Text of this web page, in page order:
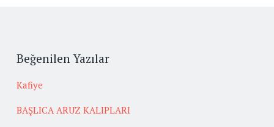
Beğenilen Yazılar
Kafiye
BAŞLICA ARUZ KALIPLARI